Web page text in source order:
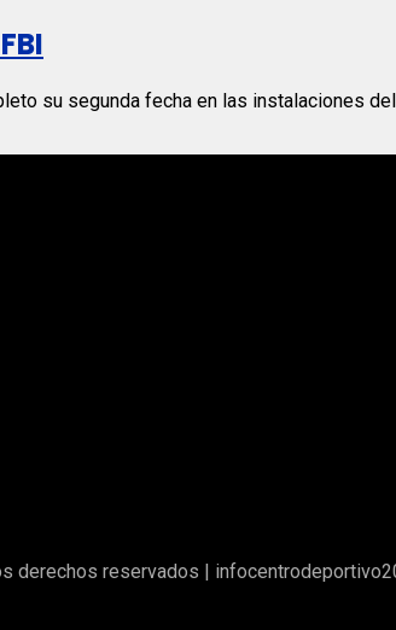
su segunda fecha en las instalaciones
derechos reservados |